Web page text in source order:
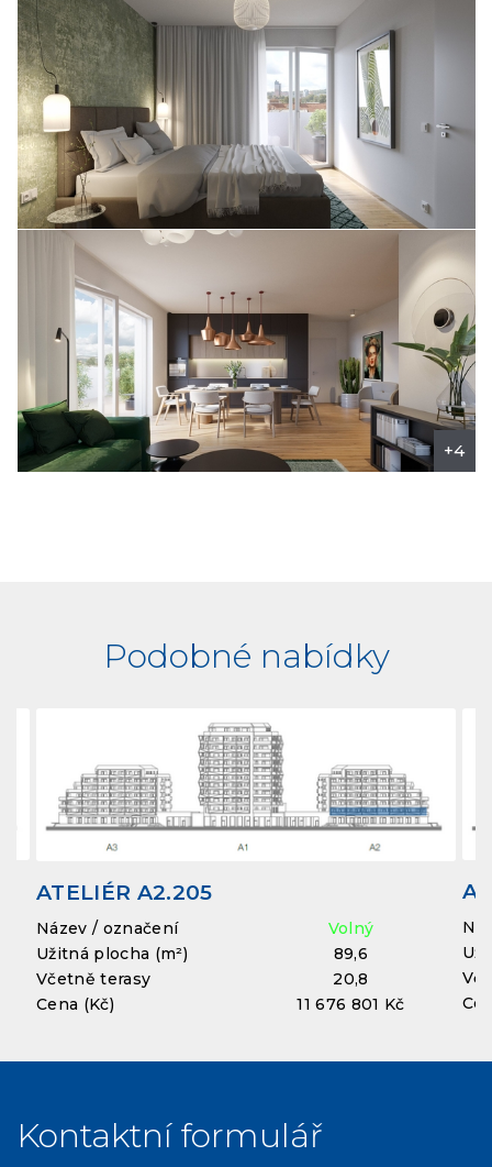
+4
Podobné nabídky
ATELIÉR A2.205
Název / označení
Volný
Užitná plocha (m²)
89,6
Včetně terasy
20,8
Cena (Kč)
11 676 801 Kč
Kontaktní formulář